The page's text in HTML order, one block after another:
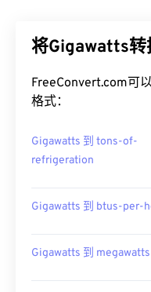
将Gigawatts转
FreeConvert.com可
格式：
Gigawatts 到 tons-of-
refrigeration
Gigawatts 到 btus-per-
Gigawatts 到 megawatts